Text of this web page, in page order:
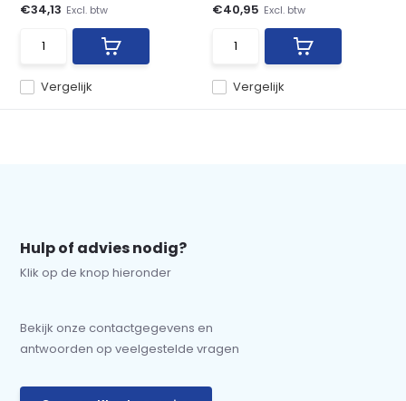
Vergelijk
€34,13 Excl. btw
Vergelijk
€40,95 Excl. btw
Hulp of advies nodig?
Klik op de knop hieronder
Bekijk onze contactgegevens en
antwoorden op veelgestelde vragen